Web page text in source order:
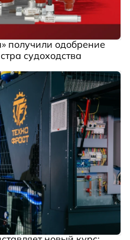
получили одобрение
судоходства